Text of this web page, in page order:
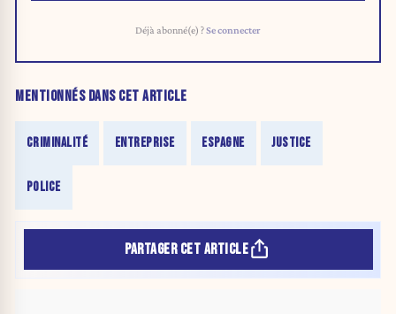
Déjà abonné(e) ?Se connecter
MENTIONNÉS DANS CET ARTICLE
CRIMINALITÉ ENTREPRISE ESPAGNE JUSTICE
POLICE
PARTAGER CET ARTICLE